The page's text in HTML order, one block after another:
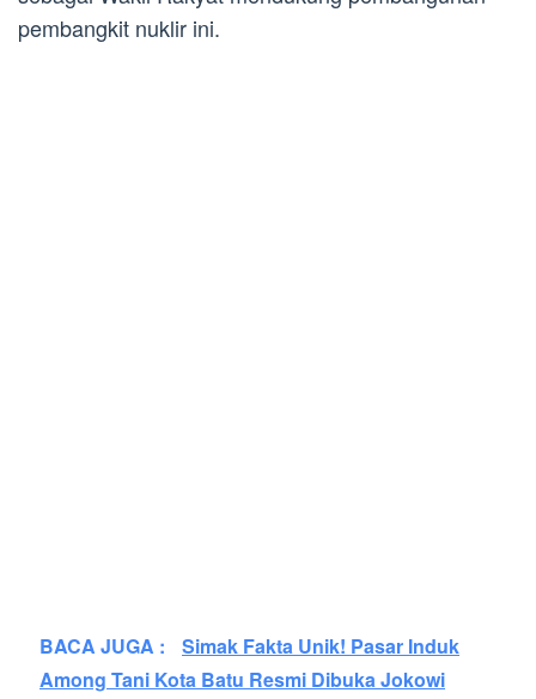
pembangkit nuklir ini.
BACA JUGA :
Simak Fakta Unik! Pasar Induk
Among Tani Kota Batu Resmi Dibuka Jokowi